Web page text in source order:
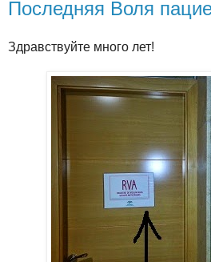
Последняя Воля
Здравствуйте много лет!